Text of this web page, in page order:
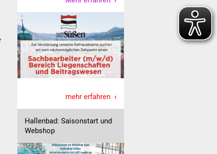
mehr erfahren
Hallenbad: Saisonstart und
Webshop